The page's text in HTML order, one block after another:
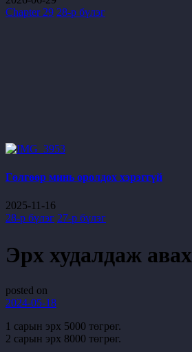
Chapter 29 28-р бүлэг
Гөлгөөр минь оролдох хэрэггүй
2025-11-16
28-р бүлэг 27-р бүлэг
Эрх худалдаж авах
posted on
2024-05-18
1 сарын эрх 5000 төгрөг.
2 сарын эрх 8000 төгрөг.